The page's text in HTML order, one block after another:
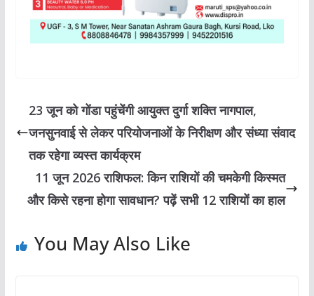
23 जून को गोंडा पहुंचेंगी आयुक्त दुर्गा शक्ति नागपाल,
जनसुनवाई से लेकर परियोजनाओं के निरीक्षण और संध्या संवाद
तक रहेगा व्यस्त कार्यक्रम
11 जून 2026 राशिफल: किन राशियों की चमकेगी किस्मत
और किसे रहना होगा सावधान? पढ़ें सभी 12 राशियों का हाल
You May Also Like